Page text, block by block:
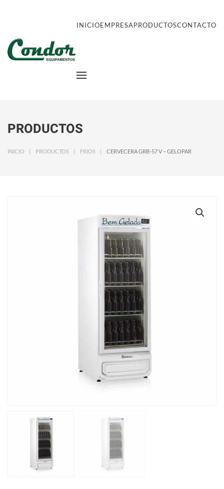
INICIOEMPRESAPRODUCTOSCONTACTO
PRODUCTOS
INICIO PRODUCTOS FRIOS CERVECERA GRB-57 V – GELOPAR